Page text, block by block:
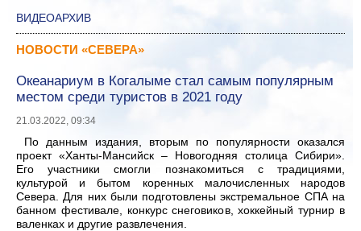
ВИДЕОАРХИВ
НОВОСТИ «СЕВЕРА»
Океанариум в Когалыме стал самым популярным
местом среди туристов в 2021 году
21.03.2022, 09:34
По данным издания, вторым по популярности оказался
проект «Ханты-Мансийск – Новогодняя столица Сибири».
Его участники смогли познакомиться с традициями,
культурой и бытом коренных малочисленных народов
Севера. Для них были подготовлены экстремальное СПА на
банном фестивале, конкурс снеговиков, хоккейный турнир в
валенках и другие развлечения.